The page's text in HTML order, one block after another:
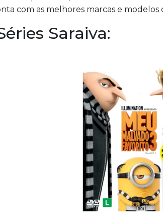
com as melhores marcas e modelos
Saraiva: